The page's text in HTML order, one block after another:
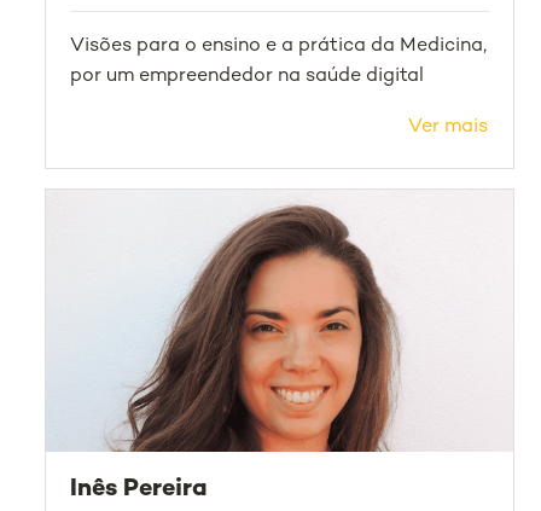
Visões para o ensino e a prática da Medicina,
por um empreendedor na saúde digital
Ver mais
Inês Pereira